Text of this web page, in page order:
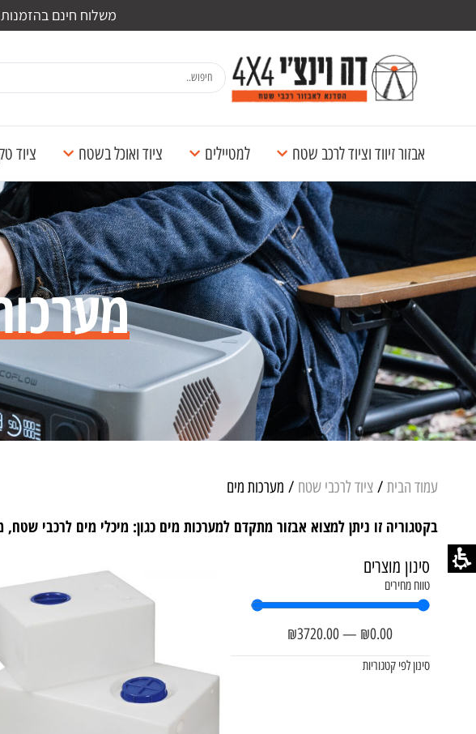
משלוח חינם בהזמנות מעל 999 ש"ח | ניתן לבצע
אבזור זיווד וציוד לרכב שטח למטיילים ציוד ואוכל בשטח ציוד
עמוד הבית / ציוד לרכבי שטח / מערכות מים
בקטגוריה זו ניתן למצוא אבזור מתקדם למערכות מים כגון: מיכלי מים לרכבי
סינון מוצרים
טווח מחירים
₪0.00
—
₪3720.00
סינון לפי קטגוריות